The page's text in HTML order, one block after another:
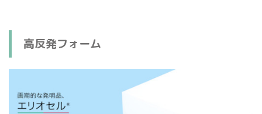
高反発フォーム